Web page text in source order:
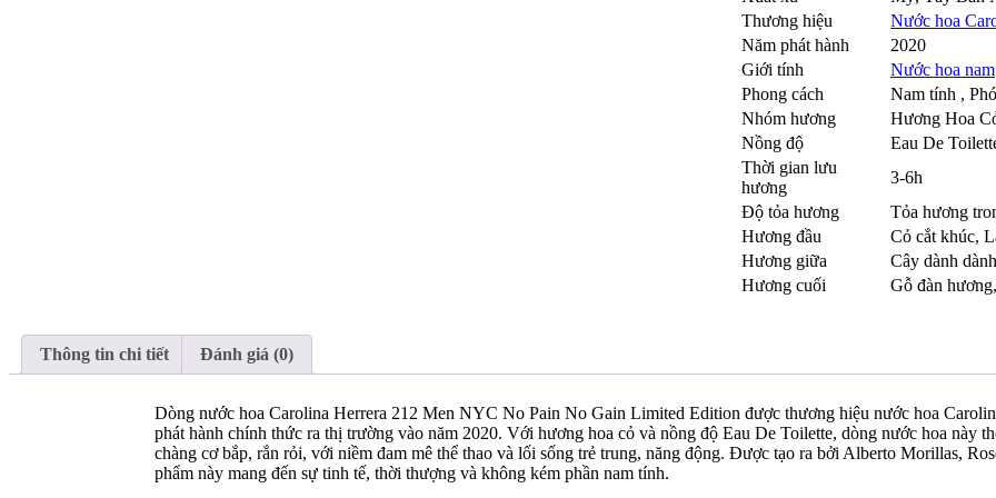
Thương hiệu
Nước hoa
Năm phát hành
2020
Giới tính
Nước hoa nam
Phong cách
Nam tính ,
Nhóm hương
Hương Hoa
Nồng độ
Eau De
Thời gian lưu
hương
3-6h
Độ tỏa hương
Tỏa hương
Hương đầu
Cỏ cắt khúc,
Hương giữa
Cây dành
Hương cuối
Gỗ đàn hương
Thông tin chi tiết Đánh giá (0)
Dòng nước hoa Carolina Herrera 212 Men NYC No Pain No Gain Limited Edition được thương hiệu nước hoa
phát hành chính thức ra thị trường vào năm 2020. Với hương hoa cỏ và nồng độ Eau De Toilette, dòng nước hoa này
chàng cơ bắp, rắn rỏi, với niềm đam mê thể thao và lối sống trẻ trung, năng động. Được tạo ra bởi Alberto Morillas,
phẩm này mang đến sự tinh tế, thời thượng và không kém phần nam tính.